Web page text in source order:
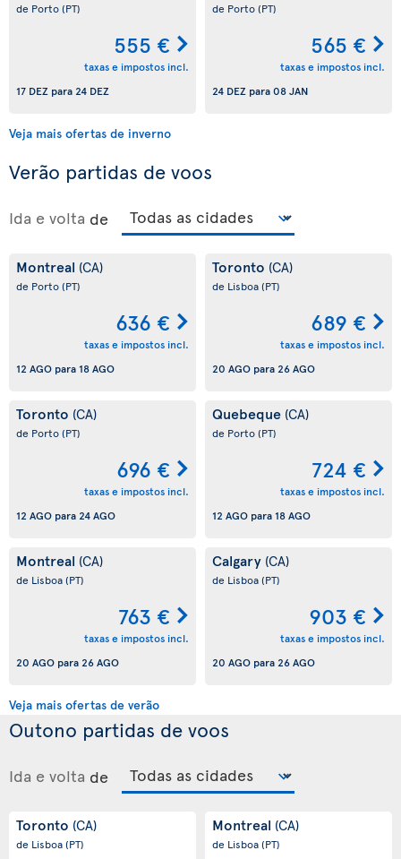
de Porto(PT)
555 €
taxas e impostos incl.
17 DEZ para24 DEZ
de Porto(PT)
565 €
taxas e impostos incl.
24 DEZ para08 JAN
Veja mais ofertas de inverno
Verão partidas de voos
Ida e volta de
Montreal (CA)
de Porto(PT)
636 €
taxas e impostos incl.
12 AGO para 18 AGO
Toronto (CA)
de Lisboa(PT)
689 €
taxas e impostos incl.
20 AGO para26 AGO
Toronto (CA)
de Porto(PT)
696 €
taxas e impostos incl.
12 AGO para24 AGO
Quebeque (CA)
de Porto(PT)
724 €
taxas e impostos incl.
12 AGO para 18 AGO
Montreal (CA)
de Lisboa(PT)
763 €
taxas e impostos incl.
20 AGO para26 AGO
Calgary (CA)
de Lisboa(PT)
903 €
taxas e impostos incl.
20 AGO para26 AGO
Veja mais ofertas de verão
Outono partidas de voos
Ida e volta de
Toronto (CA)
de Lisboa(PT)
Montreal (CA)
de Lisboa(PT)